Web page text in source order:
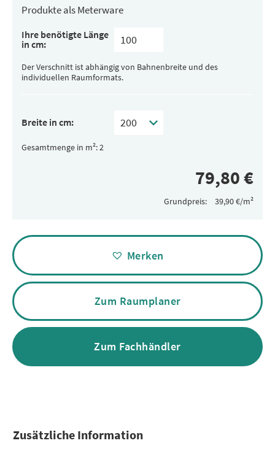
Produkte als Meterware
Ihre benötigte Länge
in cm:
Der Verschnitt ist abhängig von Bahnenbreite und des
individuellen Raumformats.
Breite in cm:
Gesamtmenge in m²:
Grundpreis:
Alternative:
Merken
Zum Raumplaner
Zum Fachhändler
Zusätzliche Information